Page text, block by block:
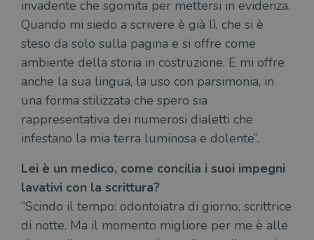
invadente che sgomita per mettersi in evidenza.
Quando mi siedo a scrivere è già lì, che si è
steso da solo sulla pagina e si offre come
ambiente della storia in costruzione. E mi offre
anche la sua lingua, la uso con parsimonia, in
una forma stilizzata che spero sia
rappresentativa dei numerosi dialetti che
infestano la mia terra luminosa e dolente”.
Lei è un medico, come concilia i suoi impegni
lavativi con la scrittura?
“Scindo il tempo: odontoiatra di giorno, scrittrice
di notte. Ma il momento migliore per me è alle